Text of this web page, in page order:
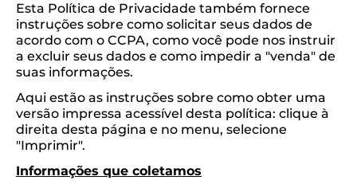
Esta Política de Privacidade também fornece
instruções sobre como solicitar seus dados de
acordo com o CCPA, como você pode nos instruir
a excluir seus dados e como impedir a "venda" de
suas informações.
Aqui estão as instruções sobre como obter uma
versão impressa acessível desta política: clique à
direita desta página e no menu, selecione
"Imprimir".
Informações que coletamos